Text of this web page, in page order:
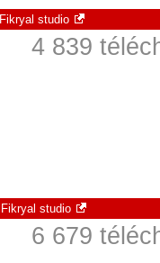
Fikryal studio
4 839
Fikryal studio
6 679